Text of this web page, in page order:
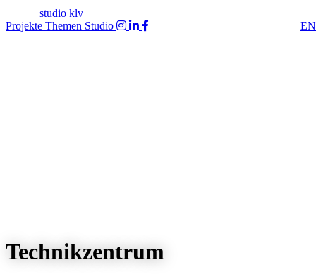
studio klv
Projekte Themen Studio EN
Technikzentrum